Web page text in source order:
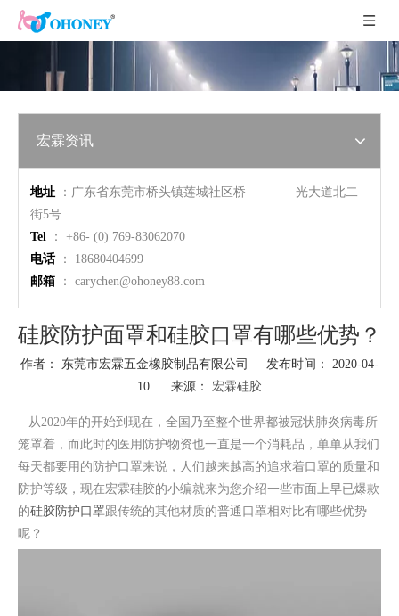
宏霖资讯
地址 ：广东省东莞市桥头镇莲城社区桥 光大道北二
街5号
Tel ： +86- (0) 769-83062070
电话： 18680404699
邮箱 ： carychen@ohoney88.com
硅胶防护面罩和硅胶口罩有哪些优势？
作者： 东莞市宏霖五金橡胶制品有限公司 发布时间： 2020-04-
10 来源： 宏霖硅胶
从2020年的开始到现在，全国乃至整个世界都被冠状肺炎病毒所
笼罩着，而此时的医用防护物资也一直是一个消耗品，单单从我们
每天都要用的防护口罩来说，人们越来越高的追求着口罩的质量和
防护等级，现在宏霖硅胶的小编就来为您介绍一些市面上早已爆款
的硅胶防护口罩跟传统的其他材质的普通口罩相对比有哪些优势
呢？